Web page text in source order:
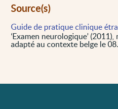
Source(s)
Guide de pratique clinique
‘Examen neurologique’
adapté au contexte belge le